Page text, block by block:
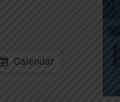
Calendar